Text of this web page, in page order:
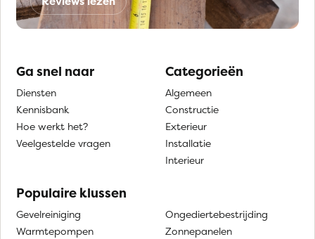
Ga snel naar
Diensten
Kennisbank
Hoe werkt het?
Veelgestelde vragen
Categorieën
Algemeen
Constructie
Exterieur
Installatie
Interieur
Populaire klussen
Gevelreiniging
Warmtepompen
Ongediertebestrijding
Zonnepanelen